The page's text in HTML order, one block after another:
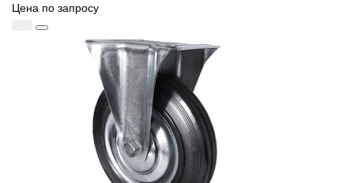
Цена по запросу